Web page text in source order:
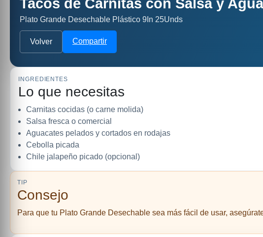
Tacos de Carnitas con Salsa y
Plato Grande Desechable Plástico 9In 25Unds
Volver Compartir
INGREDIENTES
Lo que necesitas
Carnitas cocidas (o carne molida)
Salsa fresca o comercial
Aguacates pelados y cortados en rodajas
Cebolla picada
Chile jalapeño picado (opcional)
TIP
Consejo
Para que tu Plato Grande Desechable sea más fácil de usar,